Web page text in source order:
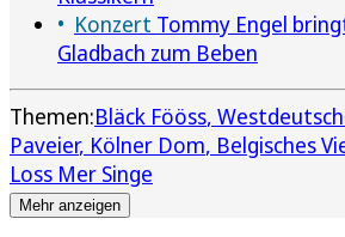
Konzert Tommy Engel
Gladbach zum Beben
Themen:Bläck Fööss
Paveier Kölner Dom Belgisches
Loss Mer Singe
Mehr anzeigen